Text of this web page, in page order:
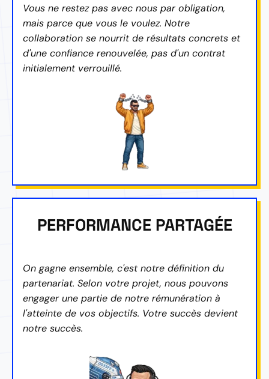
Vous ne restez pas avec nous par obligation,
mais parce que vous le voulez. Notre
collaboration se nourrit de résultats concrets et
d'une confiance renouvelée, pas d'un contrat
initialement verrouillé.
PERFORMANCE PARTAGÉE
On gagne ensemble, c'est notre définition du
partenariat. Selon votre projet, nous pouvons
engager une partie de notre rémunération à
l'atteinte de vos objectifs. Votre succès devient
notre succès.